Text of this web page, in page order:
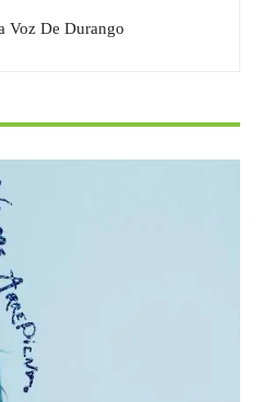
Voz De Durango